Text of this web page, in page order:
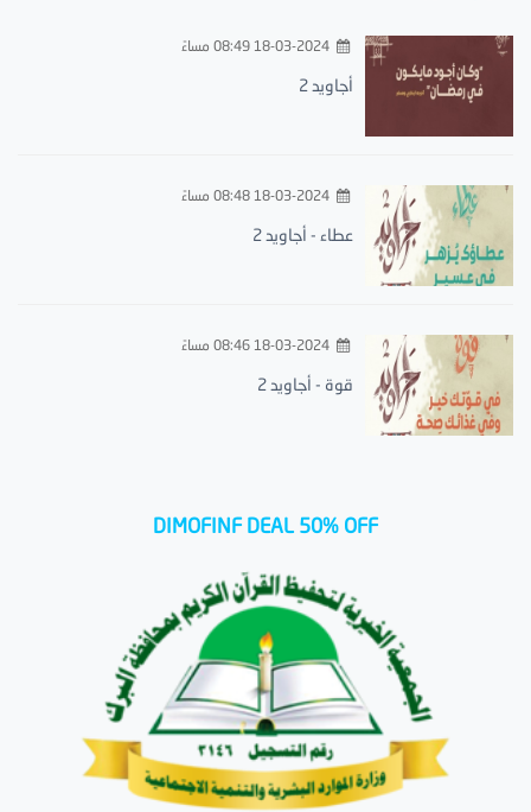
18-03-2024 08:49 مساءً
أجاويد 2
18-03-2024 08:48 مساءً
عطاء - أجاويد 2
18-03-2024 08:46 مساءً
قوة - أجاويد 2
DIMOFINF DEAL 50% OFF